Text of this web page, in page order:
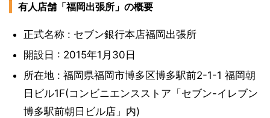
有人店舗「福岡出張所」の概要
正式名称 : セブン銀行本店福岡出張所
開設日 : 2015年1月30日
所在地 : 福岡県福岡市博多区博多駅前2-1-1 福岡朝
日ビル1F(コンビニエンスストア「セブン-イレブン
博多駅前朝日ビル店」内)